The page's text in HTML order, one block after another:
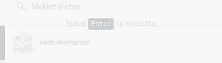
Pāriet uz lapas saturu
Spied
Enter lai meklētu